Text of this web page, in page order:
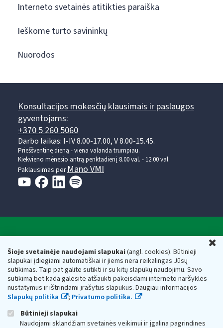
Šioje svetainėje naudojami slapukai(angl. cookies). Būtinieji
slapukai įdiegiami automatiškai ir jiems nėra reikalingas Jūsų
sutikimas. Taip pat galite sutikti ir su kitų slapukų naudojimu. Savo
sutikimą bet kada galėsite atšaukti pakeisdami interneto naršyklės
nustatymus ir ištrindami įrašytus slapukus. Daugiau informacijos
Slapukų politika
; Privatumo politika.
Būtinieji slapukai
Naudojami sklandžiam svetainės veikimui ir įgalina pagrindines
Interneto svetainės atitikties paraiška
Ieškome turto savininkų
Nuorodos
Konsultacijos mokesčių klausimais ir paslaugos
gyventojams:
+370 5 260 5060
Darbo laikas: I-IV 8.00-17.00, V 8.00-15.45.
Prieššventinę dieną - viena valanda trumpiau.
Kiekvieno mėnesio antrą penktadienį 8.00 val. - 12.00 val.
Paklausimas per Mano VMI
Respublikos finansų ministerijos
Biudžetinė įstaiga. Juridinio asmens kodas — 188659752,
adresas: Vasario 16-osios g. 14, 01107 Vilnius, Lietuva, el.paštas:
vmi@vmi.lt, E. pristatymo dėžutės adresas 188659752
Duomenys apie Valstybinę mokesčių inspekciją prie Lietuvos
Respublikos finansų ministerijos kaupiami ir saugomi Juridinių